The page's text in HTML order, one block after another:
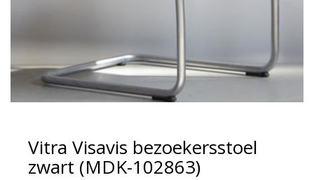
Vitra Visavis bezoekersstoel
zwart (MDK-102863)